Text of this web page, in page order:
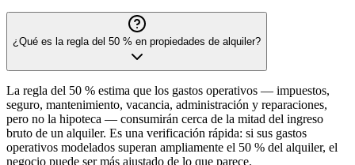
¿Qué es la regla del 50 % en propiedades de alquiler?
La regla del 50 % estima que los gastos operativos — impuestos,
seguro, mantenimiento, vacancia, administración y reparaciones,
pero no la hipoteca — consumirán cerca de la mitad del ingreso
bruto de un alquiler. Es una verificación rápida: si sus gastos
operativos modelados superan ampliamente el 50 % del alquiler, el
negocio puede ser más ajustado de lo que parece.